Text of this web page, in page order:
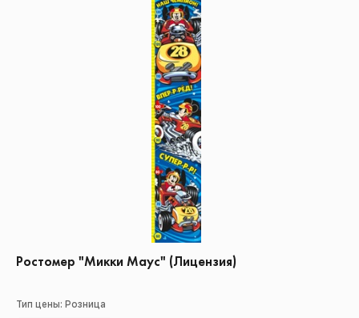
Ростомер "Микки Маус" (Лицензия)
Тип цены: Розница